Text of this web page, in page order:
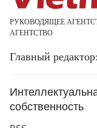
РУКОВОДЯЩЕЕ
АГЕНТСТВО
Главный
собственность